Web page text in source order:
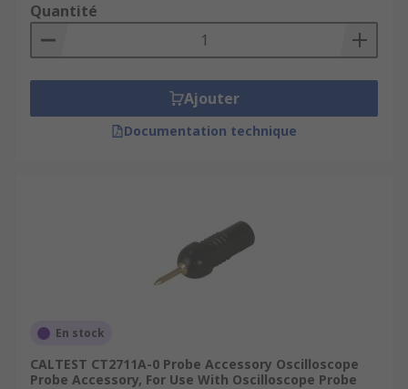
Quantité
Ajouter
Documentation technique
En stock
CALTEST CT2711A-0 Probe Accessory Oscilloscope
Probe Accessory, For Use With Oscilloscope Probe